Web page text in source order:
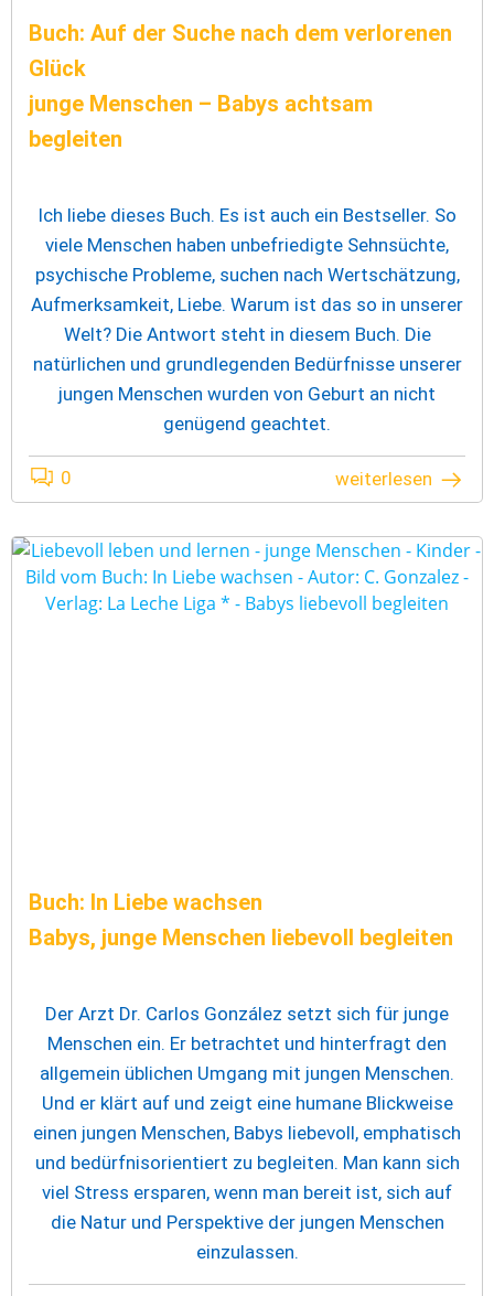
Buch: Auf der Suche nach dem verlorenen
Glück
junge Menschen – Babys achtsam
begleiten
Ich liebe dieses Buch. Es ist auch ein Bestseller. So
viele Menschen haben unbefriedigte Sehnsüchte,
psychische Probleme, suchen nach Wertschätzung,
Aufmerksamkeit, Liebe. Warum ist das so in unserer
Welt? Die Antwort steht in diesem Buch. Die
natürlichen und grundlegenden Bedürfnisse unserer
jungen Menschen wurden von Geburt an nicht
genügend geachtet.
0 weiterlesen
Buch: In Liebe wachsen
Babys, junge Menschen liebevoll begleiten
Der Arzt Dr. Carlos González setzt sich für junge
Menschen ein. Er betrachtet und hinterfragt den
allgemein üblichen Umgang mit jungen Menschen.
Und er klärt auf und zeigt eine humane Blickweise
einen jungen Menschen, Babys liebevoll, emphatisch
und bedürfnisorientiert zu begleiten. Man kann sich
viel Stress ersparen, wenn man bereit ist, sich auf
die Natur und Perspektive der jungen Menschen
einzulassen.